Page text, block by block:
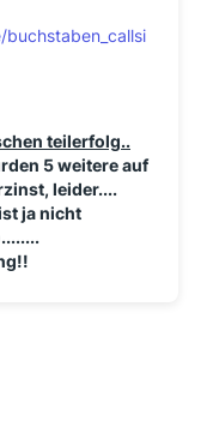
teilerfolg..
5 weitere auf
leider....
ja nicht